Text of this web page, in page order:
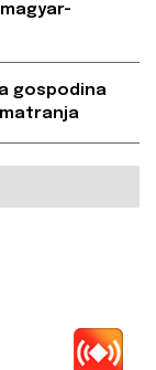
magyar-
gospodina